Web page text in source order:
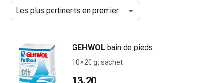
et
accessoires
Les plus pertinents en premier
GEHWOL bain de pieds
10 × 20 g, sachet
13.20